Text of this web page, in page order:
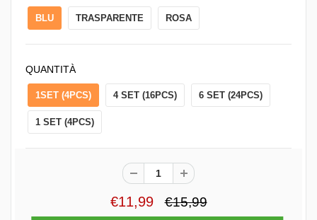
BLU TRASPARENTE ROSA
QUANTITÀ
1SET (4PCS) 4 SET (16PCS) 6 SET (24PCS)
1 SET (4PCS)
€11,99 €15,99